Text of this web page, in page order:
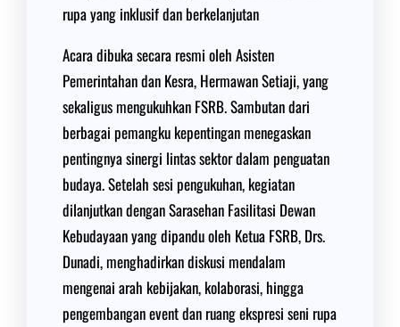
rupa yang inklusif dan berkelanjutan
Acara dibuka secara resmi oleh Asisten
Pemerintahan dan Kesra, Hermawan Setiaji, yang
sekaligus mengukuhkan FSRB. Sambutan dari
berbagai pemangku kepentingan menegaskan
pentingnya sinergi lintas sektor dalam penguatan
budaya. Setelah sesi pengukuhan, kegiatan
dilanjutkan dengan Sarasehan Fasilitasi Dewan
Kebudayaan yang dipandu oleh Ketua FSRB, Drs.
Dunadi, menghadirkan diskusi mendalam
mengenai arah kebijakan, kolaborasi, hingga
pengembangan event dan ruang ekspresi seni rupa